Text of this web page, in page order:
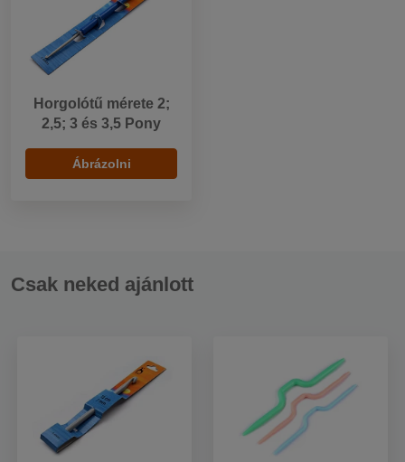
Horgolótű mérete 2;
2,5; 3 és 3,5 Pony
Ábrázolni
Csak neked ajánlott